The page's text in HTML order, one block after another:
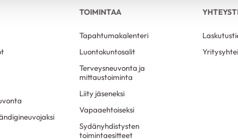
TOIMINTAA
Tapahtumakalenteri
Luontokuntosalit
Terveysneuvonta ja
mittaustoiminta
Liity jäseneksi
Vapaaehtoiseksi
Sydänyhdistysten
toimintaesitteet